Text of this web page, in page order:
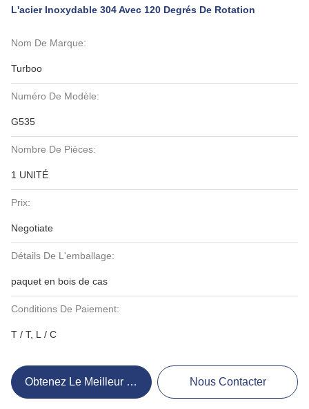
L'acier Inoxydable 304 Avec 120 Degrés De Rotation
Nom De Marque:
Turboo
Numéro De Modèle:
G535
Nombre De Pièces:
1 UNITÉ
Prix:
Negotiate
Détails De L'emballage:
paquet en bois de cas
Conditions De Paiement:
T / T, L / C
Obtenez Le Meilleur Prix Nous Contacter